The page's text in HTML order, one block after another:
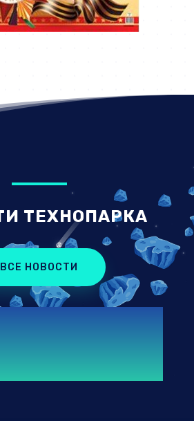
ТЕХНОПАРКА
ВСЕ НОВОСТИ